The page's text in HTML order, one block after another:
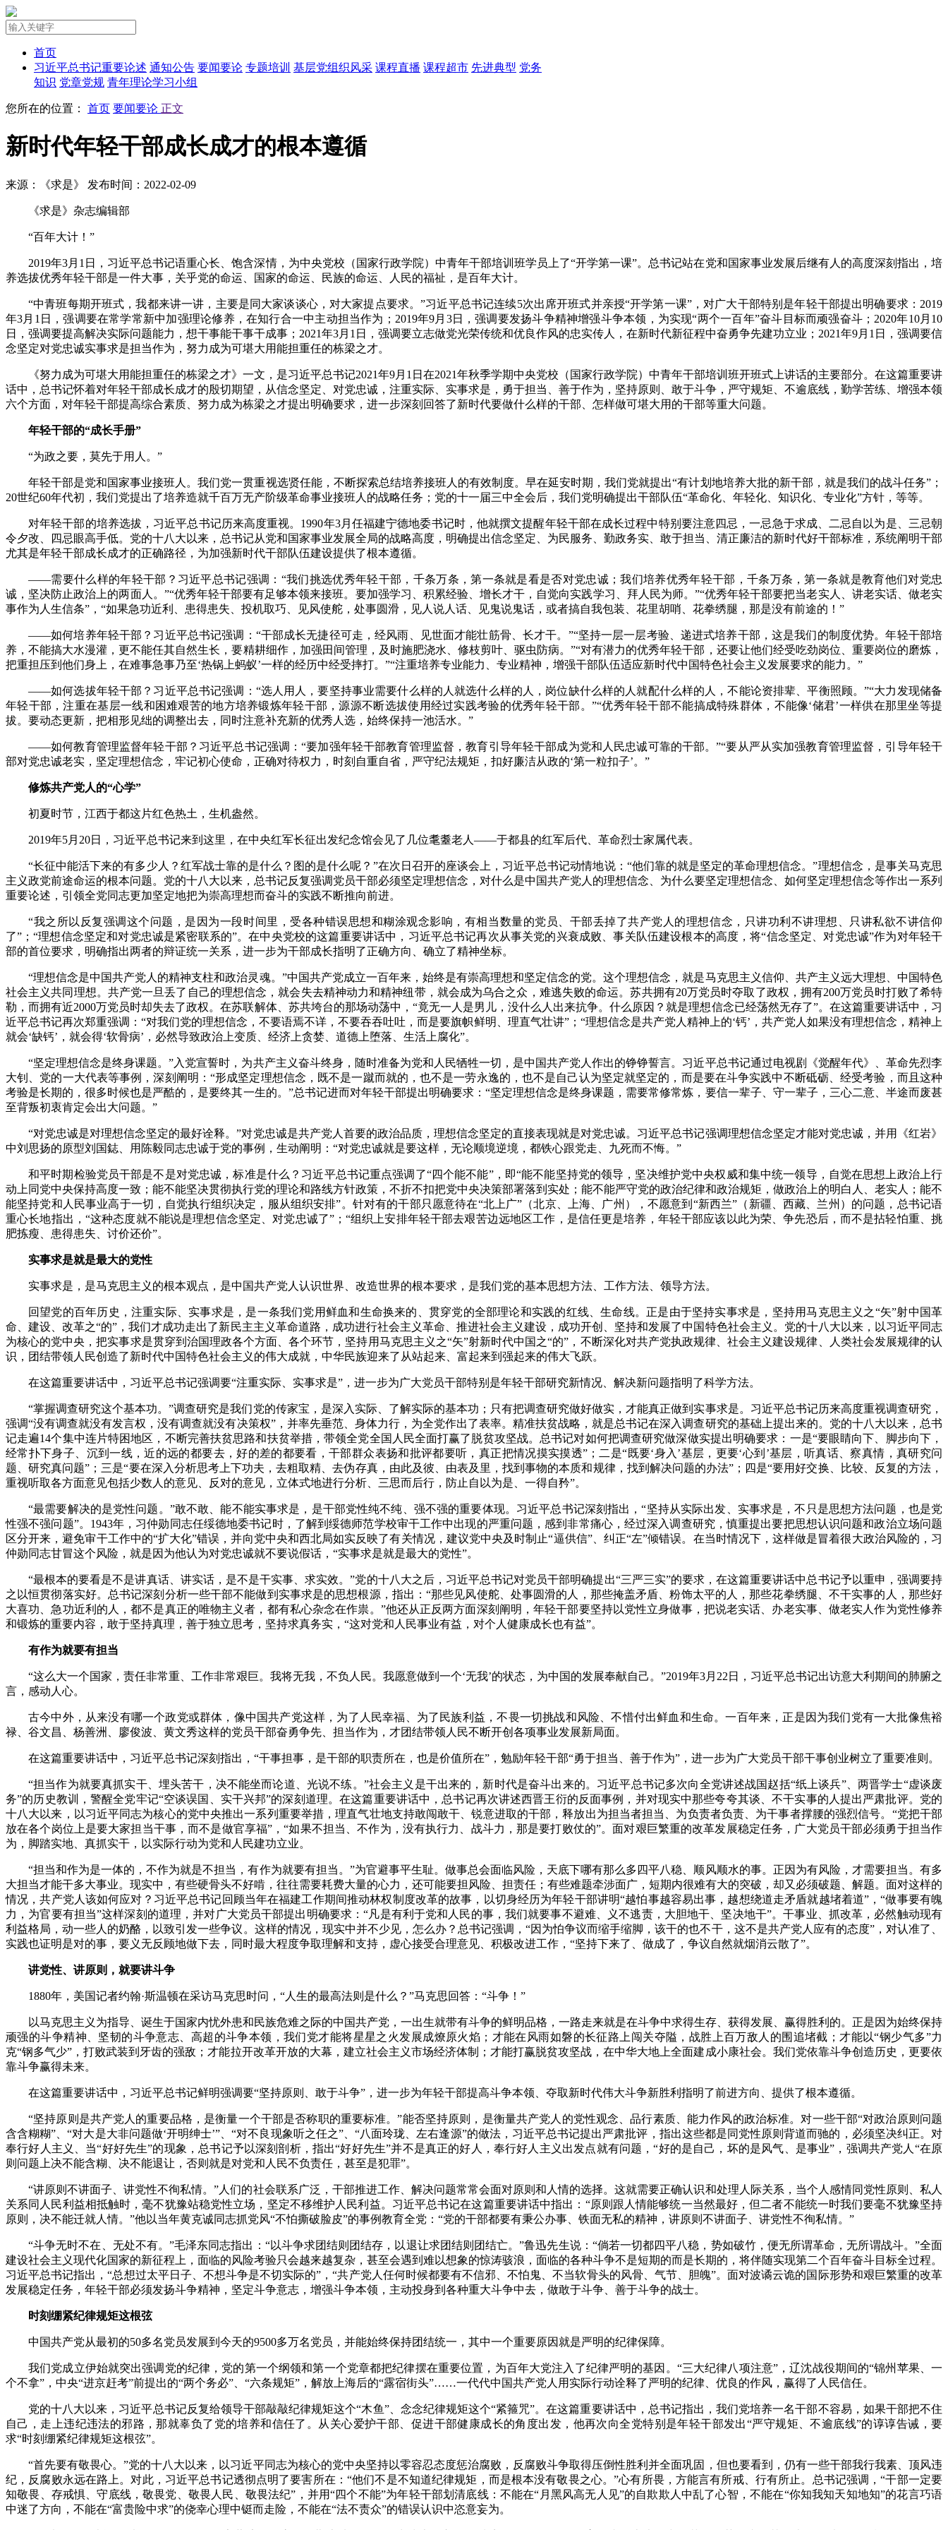
首页
习近平总书记重要论述 通知公告 要闻要论 专题培训 基层党组织风采 课程直播 课程超市 先进典型 党务
知识 党章党规 青年理论学习小组
您所在的位置： 首页 要闻要论 正文
新时代年轻干部成长成才的根本遵循
来源：《求是》 发布时间：2022-02-09
《求是》杂志编辑部
“百年大计！”
2019年3月1日，习近平总书记语重心长、饱含深情，为中央党校（国家行政学院）中青年干部培训班学员上了“开学第一课”。总书记站在党和国家事业发展后继有人的高度深刻指出，培
养选拔优秀年轻干部是一件大事，关乎党的命运、国家的命运、民族的命运、人民的福祉，是百年大计。
“中青班每期开班式，我都来讲一讲，主要是同大家谈谈心，对大家提点要求。”习近平总书记连续5次出席开班式并亲授“开学第一课”，对广大干部特别是年轻干部提出明确要求：2019
年3月1日，强调要在常学常新中加强理论修养，在知行合一中主动担当作为；2019年9月3日，强调要发扬斗争精神增强斗争本领，为实现“两个一百年”奋斗目标而顽强奋斗；2020年10月10
日，强调要提高解决实际问题能力，想干事能干事干成事；2021年3月1日，强调要立志做党光荣传统和优良作风的忠实传人，在新时代新征程中奋勇争先建功立业；2021年9月1日，强调要信
念坚定对党忠诚实事求是担当作为，努力成为可堪大用能担重任的栋梁之才。
《努力成为可堪大用能担重任的栋梁之才》一文，是习近平总书记2021年9月1日在2021年秋季学期中央党校（国家行政学院）中青年干部培训班开班式上讲话的主要部分。在这篇重要讲
话中，总书记怀着对年轻干部成长成才的殷切期望，从信念坚定、对党忠诚，注重实际、实事求是，勇于担当、善于作为，坚持原则、敢于斗争，严守规矩、不逾底线，勤学苦练、增强本领
六个方面，对年轻干部提高综合素质、努力成为栋梁之才提出明确要求，进一步深刻回答了新时代要做什么样的干部、怎样做可堪大用的干部等重大问题。
年轻干部的“成长手册”
“为政之要，莫先于用人。”
年轻干部是党和国家事业接班人。我们党一贯重视选贤任能，不断探索总结培养接班人的有效制度。早在延安时期，我们党就提出“有计划地培养大批的新干部，就是我们的战斗任务”；
20世纪60年代初，我们党提出了培养造就千百万无产阶级革命事业接班人的战略任务；党的十一届三中全会后，我们党明确提出干部队伍“革命化、年轻化、知识化、专业化”方针，等等。
对年轻干部的培养选拔，习近平总书记历来高度重视。1990年3月任福建宁德地委书记时，他就撰文提醒年轻干部在成长过程中特别要注意四忌，一忌急于求成、二忌自以为是、三忌朝
令夕改、四忌眼高手低。党的十八大以来，总书记从党和国家事业发展全局的战略高度，明确提出信念坚定、为民服务、勤政务实、敢于担当、清正廉洁的新时代好干部标准，系统阐明干部
尤其是年轻干部成长成才的正确路径，为加强新时代干部队伍建设提供了根本遵循。
——需要什么样的年轻干部？习近平总书记强调：“我们挑选优秀年轻干部，千条万条，第一条就是看是否对党忠诚；我们培养优秀年轻干部，千条万条，第一条就是教育他们对党忠
诚，坚决防止政治上的两面人。”“优秀年轻干部要有足够本领来接班。要加强学习、积累经验、增长才干，自觉向实践学习、拜人民为师。”“优秀年轻干部要把当老实人、讲老实话、做老实
事作为人生信条”，“如果急功近利、患得患失、投机取巧、见风使舵，处事圆滑，见人说人话、见鬼说鬼话，或者搞自我包装、花里胡哨、花拳绣腿，那是没有前途的！”
——如何培养年轻干部？习近平总书记强调：“干部成长无捷径可走，经风雨、见世面才能壮筋骨、长才干。”“坚持一层一层考验、递进式培养干部，这是我们的制度优势。年轻干部培
养，不能搞大水漫灌，更不能任其自然生长，要精耕细作，加强田间管理，及时施肥浇水、修枝剪叶、驱虫防病。”“对有潜力的优秀年轻干部，还要让他们经受吃劲岗位、重要岗位的磨炼，
把重担压到他们身上，在难事急事乃至‘热锅上蚂蚁’一样的经历中经受摔打。”“注重培养专业能力、专业精神，增强干部队伍适应新时代中国特色社会主义发展要求的能力。”
——如何选拔年轻干部？习近平总书记强调：“选人用人，要坚持事业需要什么样的人就选什么样的人，岗位缺什么样的人就配什么样的人，不能论资排辈、平衡照顾。”“大力发现储备
年轻干部，注重在基层一线和困难艰苦的地方培养锻炼年轻干部，源源不断选拔使用经过实践考验的优秀年轻干部。”“优秀年轻干部不能搞成特殊群体，不能像‘储君’一样供在那里坐等提
拔。要动态更新，把相形见绌的调整出去，同时注意补充新的优秀人选，始终保持一池活水。”
——如何教育管理监督年轻干部？习近平总书记强调：“要加强年轻干部教育管理监督，教育引导年轻干部成为党和人民忠诚可靠的干部。”“要从严从实加强教育管理监督，引导年轻干
部对党忠诚老实，坚定理想信念，牢记初心使命，正确对待权力，时刻自重自省，严守纪法规矩，扣好廉洁从政的‘第一粒扣子’。”
修炼共产党人的“心学”
初夏时节，江西于都这片红色热土，生机盎然。
2019年5月20日，习近平总书记来到这里，在中央红军长征出发纪念馆会见了几位耄耋老人——于都县的红军后代、革命烈士家属代表。
“长征中能活下来的有多少人？红军战士靠的是什么？图的是什么呢？”在次日召开的座谈会上，习近平总书记动情地说：“他们靠的就是坚定的革命理想信念。”理想信念，是事关马克思
主义政党前途命运的根本问题。党的十八大以来，总书记反复强调党员干部必须坚定理想信念，对什么是中国共产党人的理想信念、为什么要坚定理想信念、如何坚定理想信念等作出一系列
重要论述，引领全党同志更加坚定地把为崇高理想而奋斗的实践不断推向前进。
“我之所以反复强调这个问题，是因为一段时间里，受各种错误思想和糊涂观念影响，有相当数量的党员、干部丢掉了共产党人的理想信念，只讲功利不讲理想、只讲私欲不讲信仰
了”；“理想信念坚定和对党忠诚是紧密联系的”。在中央党校的这篇重要讲话中，习近平总书记再次从事关党的兴衰成败、事关队伍建设根本的高度，将“信念坚定、对党忠诚”作为对年轻干
部的首位要求，明确指出两者的辩证统一关系，进一步为干部成长指明了正确方向、确立了精神坐标。
“理想信念是中国共产党人的精神支柱和政治灵魂。”中国共产党成立一百年来，始终是有崇高理想和坚定信念的党。这个理想信念，就是马克思主义信仰、共产主义远大理想、中国特色
社会主义共同理想。共产党一旦丢了自己的理想信念，就会失去精神动力和精神纽带，就会成为乌合之众，难逃失败的命运。苏共拥有20万党员时夺取了政权，拥有200万党员时打败了希特
勒，而拥有近2000万党员时却失去了政权。在苏联解体、苏共垮台的那场动荡中，“竟无一人是男儿，没什么人出来抗争。什么原因？就是理想信念已经荡然无存了”。在这篇重要讲话中，习
近平总书记再次郑重强调：“对我们党的理想信念，不要语焉不详，不要吞吞吐吐，而是要旗帜鲜明、理直气壮讲”；“理想信念是共产党人精神上的‘钙’，共产党人如果没有理想信念，精神上
就会‘缺钙’，就会得‘软骨病’，必然导致政治上变质、经济上贪婪、道德上堕落、生活上腐化”。
“坚定理想信念是终身课题。”入党宣誓时，为共产主义奋斗终身，随时准备为党和人民牺牲一切，是中国共产党人作出的铮铮誓言。习近平总书记通过电视剧《觉醒年代》、革命先烈李
大钊、党的一大代表等事例，深刻阐明：“形成坚定理想信念，既不是一蹴而就的，也不是一劳永逸的，也不是自己认为坚定就坚定的，而是要在斗争实践中不断砥砺、经受考验，而且这种
考验是长期的，很多时候也是严酷的，是要终其一生的。”总书记进而对年轻干部提出明确要求：“坚定理想信念是终身课题，需要常修常炼，要信一辈子、守一辈子，三心二意、半途而废甚
至背叛初衷肯定会出大问题。”
“对党忠诚是对理想信念坚定的最好诠释。”对党忠诚是共产党人首要的政治品质，理想信念坚定的直接表现就是对党忠诚。习近平总书记强调理想信念坚定才能对党忠诚，并用《红岩》
中刘思扬的原型刘国鋕、用陈毅同志忠诚于党的事例，生动阐明：“对党忠诚就是要这样，无论顺境逆境，都铁心跟党走、九死而不悔。”
和平时期检验党员干部是不是对党忠诚，标准是什么？习近平总书记重点强调了“四个能不能”，即“能不能坚持党的领导，坚决维护党中央权威和集中统一领导，自觉在思想上政治上行
动上同党中央保持高度一致；能不能坚决贯彻执行党的理论和路线方针政策，不折不扣把党中央决策部署落到实处；能不能严守党的政治纪律和政治规矩，做政治上的明白人、老实人；能不
能坚持党和人民事业高于一切，自觉执行组织决定，服从组织安排”。针对有的干部只愿意待在“北上广”（北京、上海、广州），不愿意到“新西兰”（新疆、西藏、兰州）的问题，总书记语
重心长地指出，“这种态度就不能说是理想信念坚定、对党忠诚了”；“组织上安排年轻干部去艰苦边远地区工作，是信任更是培养，年轻干部应该以此为荣、争先恐后，而不是拈轻怕重、挑
肥拣瘦、患得患失、讨价还价”。
实事求是就是最大的党性
实事求是，是马克思主义的根本观点，是中国共产党人认识世界、改造世界的根本要求，是我们党的基本思想方法、工作方法、领导方法。
回望党的百年历史，注重实际、实事求是，是一条我们党用鲜血和生命换来的、贯穿党的全部理论和实践的红线、生命线。正是由于坚持实事求是，坚持用马克思主义之“矢”射中国革
命、建设、改革之“的”，我们才成功走出了新民主主义革命道路，成功进行社会主义革命、推进社会主义建设，成功开创、坚持和发展了中国特色社会主义。党的十八大以来，以习近平同志
为核心的党中央，把实事求是贯穿到治国理政各个方面、各个环节，坚持用马克思主义之“矢”射新时代中国之“的”，不断深化对共产党执政规律、社会主义建设规律、人类社会发展规律的认
识，团结带领人民创造了新时代中国特色社会主义的伟大成就，中华民族迎来了从站起来、富起来到强起来的伟大飞跃。
在这篇重要讲话中，习近平总书记强调要“注重实际、实事求是”，进一步为广大党员干部特别是年轻干部研究新情况、解决新问题指明了科学方法。
“掌握调查研究这个基本功。”调查研究是我们党的传家宝，是深入实际、了解实际的基本功；只有把调查研究做好做实，才能真正做到实事求是。习近平总书记历来高度重视调查研究，
强调“没有调查就没有发言权，没有调查就没有决策权”，并率先垂范、身体力行，为全党作出了表率。精准扶贫战略，就是总书记在深入调查研究的基础上提出来的。党的十八大以来，总书
记走遍14个集中连片特困地区，不断完善扶贫思路和扶贫举措，带领全党全国人民全面打赢了脱贫攻坚战。总书记对如何把调查研究做深做实提出明确要求：一是“要眼睛向下、脚步向下，
经常扑下身子、沉到一线，近的远的都要去，好的差的都要看，干部群众表扬和批评都要听，真正把情况摸实摸透”；二是“既要‘身入’基层，更要‘心到’基层，听真话、察真情，真研究问
题、研究真问题”；三是“要在深入分析思考上下功夫，去粗取精、去伪存真，由此及彼、由表及里，找到事物的本质和规律，找到解决问题的办法”；四是“要用好交换、比较、反复的方法，
重视听取各方面意见包括少数人的意见、反对的意见，立体式地进行分析、三思而后行，防止自以为是、一得自矜”。
“最需要解决的是党性问题。”敢不敢、能不能实事求是，是干部党性纯不纯、强不强的重要体现。习近平总书记深刻指出，“坚持从实际出发、实事求是，不只是思想方法问题，也是党
性强不强问题”。1943年，习仲勋同志任绥德地委书记时，了解到绥德师范学校审干工作中出现的严重问题，感到非常痛心，经过深入调查研究，慎重提出要把思想认识问题和政治立场问题
区分开来，避免审干工作中的“扩大化”错误，并向党中央和西北局如实反映了有关情况，建议党中央及时制止“逼供信”、纠正“左”倾错误。在当时情况下，这样做是冒着很大政治风险的，习
仲勋同志甘冒这个风险，就是因为他认为对党忠诚就不要说假话，“实事求是就是最大的党性”。
“最根本的要看是不是讲真话、讲实话，是不是干实事、求实效。”党的十八大之后，习近平总书记对党员干部明确提出“三严三实”的要求，在这篇重要讲话中总书记予以重申，强调要持
之以恒贯彻落实好。总书记深刻分析一些干部不能做到实事求是的思想根源，指出：“那些见风使舵、处事圆滑的人，那些掩盖矛盾、粉饰太平的人，那些花拳绣腿、不干实事的人，那些好
大喜功、急功近利的人，都不是真正的唯物主义者，都有私心杂念在作祟。”他还从正反两方面深刻阐明，年轻干部要坚持以党性立身做事，把说老实话、办老实事、做老实人作为党性修养
和锻炼的重要内容，敢于坚持真理，善于独立思考，坚持求真务实，“这对党和人民事业有益，对个人健康成长也有益”。
有作为就要有担当
“这么大一个国家，责任非常重、工作非常艰巨。我将无我，不负人民。我愿意做到一个‘无我’的状态，为中国的发展奉献自己。”2019年3月22日，习近平总书记出访意大利期间的肺腑之
言，感动人心。
古今中外，从来没有哪一个政党或群体，像中国共产党这样，为了人民幸福、为了民族利益，不畏一切挑战和风险、不惜付出鲜血和生命。一百年来，正是因为我们党有一大批像焦裕
禄、谷文昌、杨善洲、廖俊波、黄文秀这样的党员干部奋勇争先、担当作为，才团结带领人民不断开创各项事业发展新局面。
在这篇重要讲话中，习近平总书记深刻指出，“干事担事，是干部的职责所在，也是价值所在”，勉励年轻干部“勇于担当、善于作为”，进一步为广大党员干部干事创业树立了重要准则。
“担当作为就要真抓实干、埋头苦干，决不能坐而论道、光说不练。”社会主义是干出来的，新时代是奋斗出来的。习近平总书记多次向全党讲述战国赵括“纸上谈兵”、两晋学士“虚谈废
务”的历史教训，警醒全党牢记“空谈误国、实干兴邦”的深刻道理。在这篇重要讲话中，总书记再次讲述西晋王衍的反面事例，并对现实中那些夸夸其谈、不干实事的人提出严肃批评。党的
十八大以来，以习近平同志为核心的党中央推出一系列重要举措，理直气壮地支持敢闯敢干、锐意进取的干部，释放出为担当者担当、为负责者负责、为干事者撑腰的强烈信号。“党把干部
放在各个岗位上是要大家担当干事，而不是做官享福”，“如果不担当、不作为，没有执行力、战斗力，那是要打败仗的”。面对艰巨繁重的改革发展稳定任务，广大党员干部必须勇于担当作
为，脚踏实地、真抓实干，以实际行动为党和人民建功立业。
“担当和作为是一体的，不作为就是不担当，有作为就要有担当。”为官避事平生耻。做事总会面临风险，天底下哪有那么多四平八稳、顺风顺水的事。正因为有风险，才需要担当。有多
大担当才能干多大事业。现实中，有些硬骨头不好啃，往往需要耗费大量的心力，还可能要担风险、担责任；有些难题牵涉面广，短期内很难有大的突破，却又必须破题、解题。面对这样的
情况，共产党人该如何应对？习近平总书记回顾当年在福建工作期间推动林权制度改革的故事，以切身经历为年轻干部讲明“越怕事越容易出事，越想绕道走矛盾就越堵着道”，“做事要有魄
力，为官要有担当”这样深刻的道理，并对广大党员干部提出明确要求：“凡是有利于党和人民的事，我们就要事不避难、义不逃责，大胆地干、坚决地干”。干事业、抓改革，必然触动现有
利益格局，动一些人的奶酪，以致引发一些争议。这样的情况，现实中并不少见，怎么办？总书记强调，“因为怕争议而缩手缩脚，该干的也不干，这不是共产党人应有的态度”，对认准了、
实践也证明是对的事，要义无反顾地做下去，同时最大程度争取理解和支持，虚心接受合理意见、积极改进工作，“坚持下来了、做成了，争议自然就烟消云散了”。
讲党性、讲原则，就要讲斗争
1880年，美国记者约翰·斯温顿在采访马克思时问，“人生的最高法则是什么？”马克思回答：“斗争！”
以马克思主义为指导、诞生于国家内忧外患和民族危难之际的中国共产党，一出生就带有斗争的鲜明品格，一路走来就是在斗争中求得生存、获得发展、赢得胜利的。正是因为始终保持
顽强的斗争精神、坚韧的斗争意志、高超的斗争本领，我们党才能将星星之火发展成燎原火焰；才能在风雨如磐的长征路上闯关夺隘，战胜上百万敌人的围追堵截；才能以“钢少气多”力
克“钢多气少”，打败武装到牙齿的强敌；才能拉开改革开放的大幕，建立社会主义市场经济体制；才能打赢脱贫攻坚战，在中华大地上全面建成小康社会。我们党依靠斗争创造历史，更要依
靠斗争赢得未来。
在这篇重要讲话中，习近平总书记鲜明强调要“坚持原则、敢于斗争”，进一步为年轻干部提高斗争本领、夺取新时代伟大斗争新胜利指明了前进方向、提供了根本遵循。
“坚持原则是共产党人的重要品格，是衡量一个干部是否称职的重要标准。”能否坚持原则，是衡量共产党人的党性观念、品行素质、能力作风的政治标准。对一些干部“对政治原则问题
含含糊糊”、“对大是大非问题做‘开明绅士’”、“对不良现象听之任之”、“八面玲珑、左右逢源”的做法，习近平总书记提出严肃批评，指出这些都是同党性原则背道而驰的，必须坚决纠正。对
奉行好人主义、当“好好先生”的现象，总书记予以深刻剖析，指出“好好先生”并不是真正的好人，奉行好人主义出发点就有问题，“好的是自己，坏的是风气、是事业”，强调共产党人“在原
则问题上决不能含糊、决不能退让，否则就是对党和人民不负责任，甚至是犯罪”。
“讲原则不讲面子、讲党性不徇私情。”人们的社会联系广泛，干部推进工作、解决问题常常会面对原则和人情的选择。这就需要正确认识和处理人际关系，当个人感情同党性原则、私人
关系同人民利益相抵触时，毫不犹豫站稳党性立场，坚定不移维护人民利益。习近平总书记在这篇重要讲话中指出：“原则跟人情能够统一当然最好，但二者不能统一时我们要毫不犹豫坚持
原则，决不能迁就人情。”他以当年黄克诚同志抓党风“不怕撕破脸皮”的事例教育全党：“党的干部都要有秉公办事、铁面无私的精神，讲原则不讲面子、讲党性不徇私情。”
“斗争无时不在、无处不有。”毛泽东同志指出：“以斗争求团结则团结存，以退让求团结则团结亡。”鲁迅先生说：“倘若一切都四平八稳，势如破竹，便无所谓革命，无所谓战斗。”全面
建设社会主义现代化国家的新征程上，面临的风险考验只会越来越复杂，甚至会遇到难以想象的惊涛骇浪，面临的各种斗争不是短期的而是长期的，将伴随实现第二个百年奋斗目标全过程。
习近平总书记指出，“总想过太平日子、不想斗争是不切实际的”，“共产党人任何时候都要有不信邪、不怕鬼、不当软骨头的风骨、气节、胆魄”。面对波谲云诡的国际形势和艰巨繁重的改革
发展稳定任务，年轻干部必须发扬斗争精神，坚定斗争意志，增强斗争本领，主动投身到各种重大斗争中去，做敢于斗争、善于斗争的战士。
时刻绷紧纪律规矩这根弦
中国共产党从最初的50多名党员发展到今天的9500多万名党员，并能始终保持团结统一，其中一个重要原因就是严明的纪律保障。
我们党成立伊始就突出强调党的纪律，党的第一个纲领和第一个党章都把纪律摆在重要位置，为百年大党注入了纪律严明的基因。“三大纪律八项注意”，辽沈战役期间的“锦州苹果、一
个不拿”，中央“进京赶考”前提出的“两个务必”、“六条规矩”，解放上海后的“露宿街头”……一代代中国共产党人用实际行动诠释了严明的纪律、优良的作风，赢得了人民信任。
党的十八大以来，习近平总书记反复给领导干部敲敲纪律规矩这个“木鱼”、念念纪律规矩这个“紧箍咒”。在这篇重要讲话中，总书记指出，我们党培养一名干部不容易，如果干部把不住
自己，走上违纪违法的邪路，那就辜负了党的培养和信任了。从关心爱护干部、促进干部健康成长的角度出发，他再次向全党特别是年轻干部发出“严守规矩、不逾底线”的谆谆告诫，要
求“时刻绷紧纪律规矩这根弦”。
“首先要有敬畏心。”党的十八大以来，以习近平同志为核心的党中央坚持以零容忍态度惩治腐败，反腐败斗争取得压倒性胜利并全面巩固，但也要看到，仍有一些干部我行我素、顶风违
纪，反腐败永远在路上。对此，习近平总书记透彻点明了要害所在：“他们不是不知道纪律规矩，而是根本没有敬畏之心。”心有所畏，方能言有所戒、行有所止。总书记强调，“干部一定要
知敬畏、存戒惧、守底线，敬畏党、敬畏人民、敬畏法纪”，并用“四个不能”为年轻干部划清底线：不能在“月黑风高无人见”的自欺欺人中乱了心智，不能在“你知我知天知地知”的花言巧语
中迷了方向，不能在“富贵险中求”的侥幸心理中铤而走险，不能在“法不责众”的错误认识中恣意妄为。